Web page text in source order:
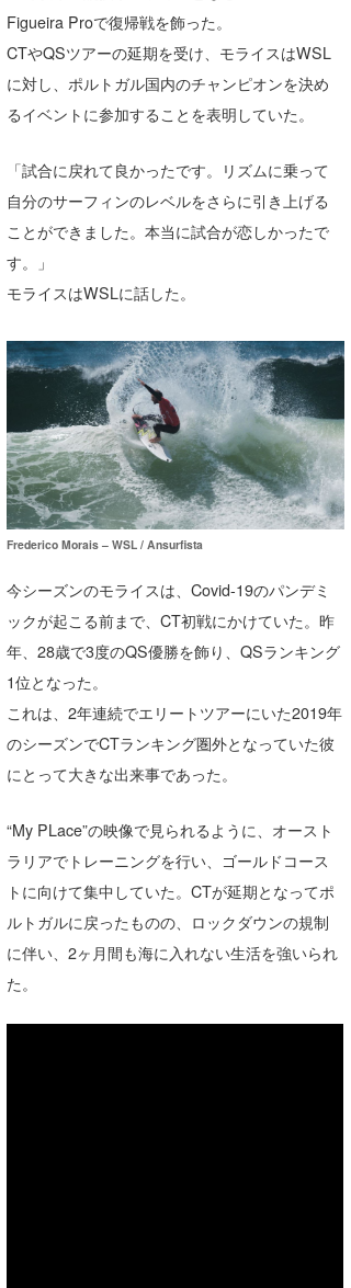
Figueira Proで復帰戦を飾った。
CTやQSツアーの延期を受け、モライスはWSL
に対し、ポルトガル国内のチャンピオンを決め
るイベントに参加することを表明していた。
「試合に戻れて良かったです。リズムに乗って
自分のサーフィンのレベルをさらに引き上げる
ことができました。本当に試合が恋しかったで
す。」
モライスはWSLに話した。
Frederico Morais – WSL / Ansurfista
今シーズンのモライスは、Covid-19のパンデミ
ックが起こる前まで、CT初戦にかけていた。昨
年、28歳で3度のQS優勝を飾り、QSランキング
1位となった。
これは、2年連続でエリートツアーにいた2019年
のシーズンでCTランキング圏外となっていた彼
にとって大きな出来事であった。
“My PLace”の映像で見られるように、オースト
ラリアでトレーニングを行い、ゴールドコース
トに向けて集中していた。CTが延期となってポ
ルトガルに戻ったものの、ロックダウンの規制
に伴い、2ヶ月間も海に入れない生活を強いられ
た。
四国
沖縄
サーファーズ
Core Surf Japan
mitsuteru Kamio
Yasunari Inoue
Yoshiyuki Obata
arukasvision
CBA Films
熊谷素子
SURFMEDIA
Colors MAGAZINE
WAVAL
波伝説アンバサダー/プロライダー
福島寿実子
中浦“JET”章
嵯峨明日香
植村未来
NOBUFUKU
大野”MAR”修聖
喜納海人
波伝説スタッフ
☆加藤
+☆maki☆+
ECE
G◎Da
H
KID
KOBU
KY
MIN
mitz
波伝説